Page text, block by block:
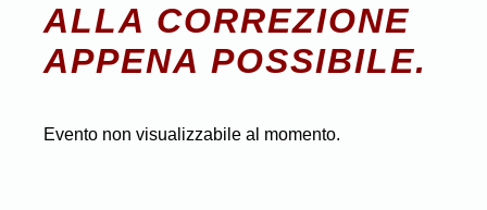
ALLA CORREZIONE
APPENA POSSIBILE.
Evento non visualizzabile al momento.